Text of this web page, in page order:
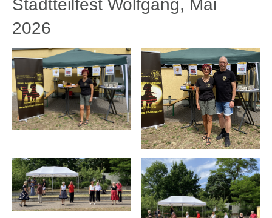
Stadtteilfest Wolfgang, Mai
2026